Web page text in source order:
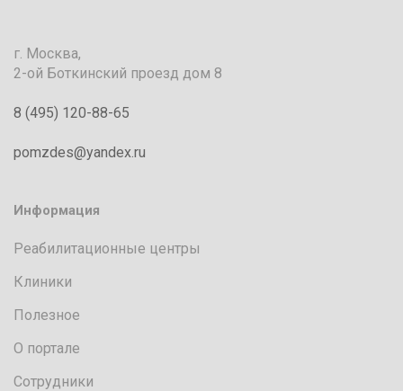
г. Москва,
2-ой Боткинский проезд дом 8
8 (495) 120-88-65
pomzdes@yandex.ru
Информация
Реабилитационные центры
Клиники
Полезное
О портале
Сотрудники